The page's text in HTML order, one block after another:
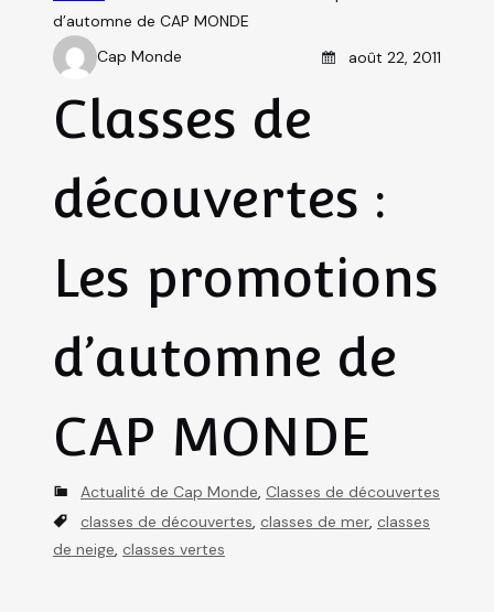
d’automne de CAP MONDE
A
t
r
Cap Monde Posted on
août 22, 2011
Classes de
découvertes :
Les promotions
d’automne de
CAP MONDE
C
a
t
Actualité de Cap Monde, Classes de découvertes
T
a
classes de découvertes, classes de mer, classes
de neige, classes vertes